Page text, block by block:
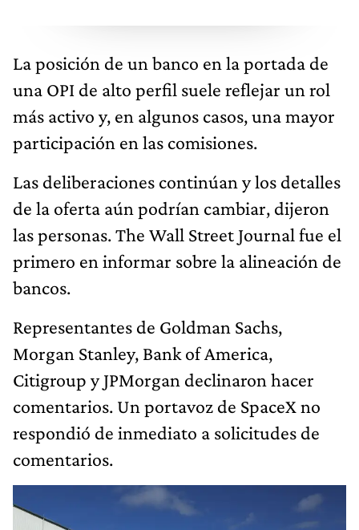
La posición de un banco en la portada de
una OPI de alto perfil suele reflejar un rol
más activo y, en algunos casos, una mayor
participación en las comisiones.
Las deliberaciones continúan y los detalles
de la oferta aún podrían cambiar, dijeron
las personas. The Wall Street Journal fue el
primero en informar sobre la alineación de
bancos.
Representantes de Goldman Sachs,
Morgan Stanley, Bank of America,
Citigroup y JPMorgan declinaron hacer
comentarios. Un portavoz de SpaceX no
respondió de inmediato a solicitudes de
comentarios.